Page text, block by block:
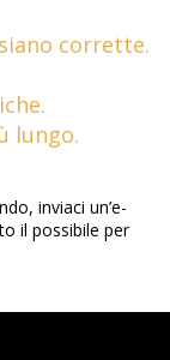
corrette.
lungo.
inviaci un’e-
il possibile per